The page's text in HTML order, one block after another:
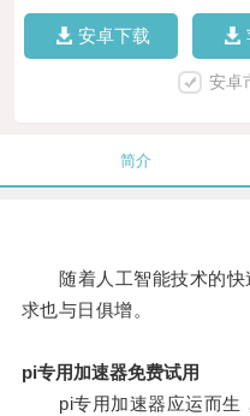
安卓下载
安卓
简介
随着人工智能技术的快
求也与日俱增。
pi专用加速器免费试用
pi专用加速器应运而生